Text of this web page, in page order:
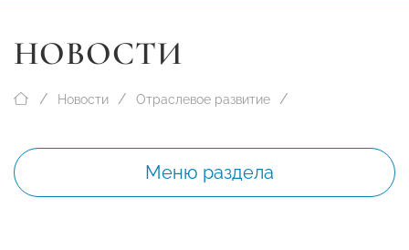
НОВОСТИ
Новости Отраслевое развитие
Меню раздела